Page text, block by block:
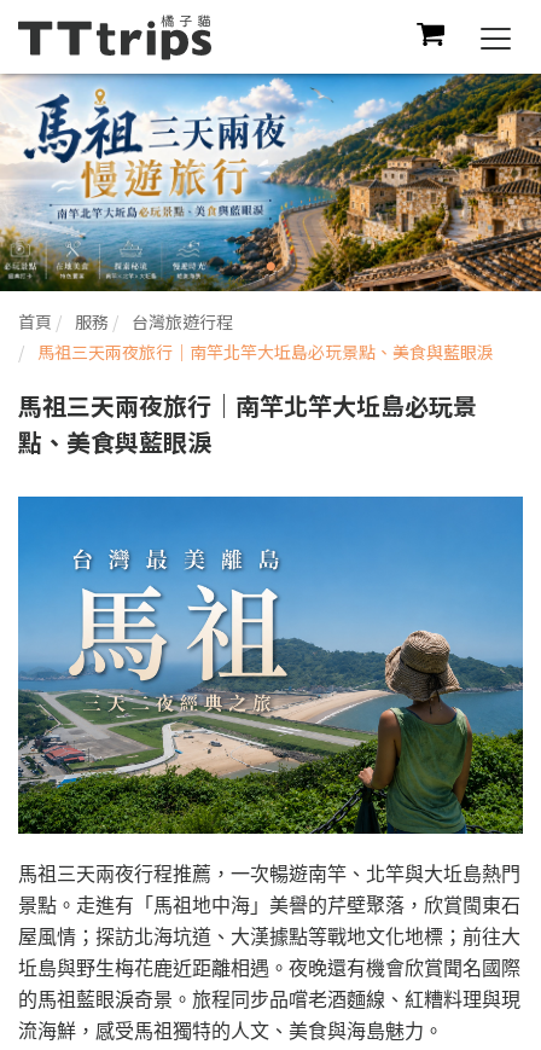
首頁 服務
台灣旅遊行程
馬祖三天兩夜旅行｜南竿北竿大坵島必玩景點、美食與藍眼淚
馬祖三天兩夜旅行｜南竿北竿大坵島必玩景
點、美食與藍眼淚
馬祖三天兩夜行程推薦，一次暢遊南竿、北竿與大坵島熱門
景點。走進有「馬祖地中海」美譽的芹壁聚落，欣賞閩東石
屋風情；探訪北海坑道、大漢據點等戰地文化地標；前往大
坵島與野生梅花鹿近距離相遇。夜晚還有機會欣賞聞名國際
的馬祖藍眼淚奇景。旅程同步品嚐老酒麵線、紅糟料理與現
流海鮮，感受馬祖獨特的人文、美食與海島魅力。